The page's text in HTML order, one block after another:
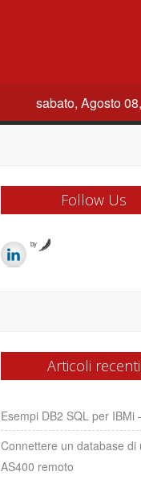
sabato, Agosto
Follow Us
by
Articoli recenti
Esempi DB2 SQL per IBMi
Connettere un database di
AS400 remoto